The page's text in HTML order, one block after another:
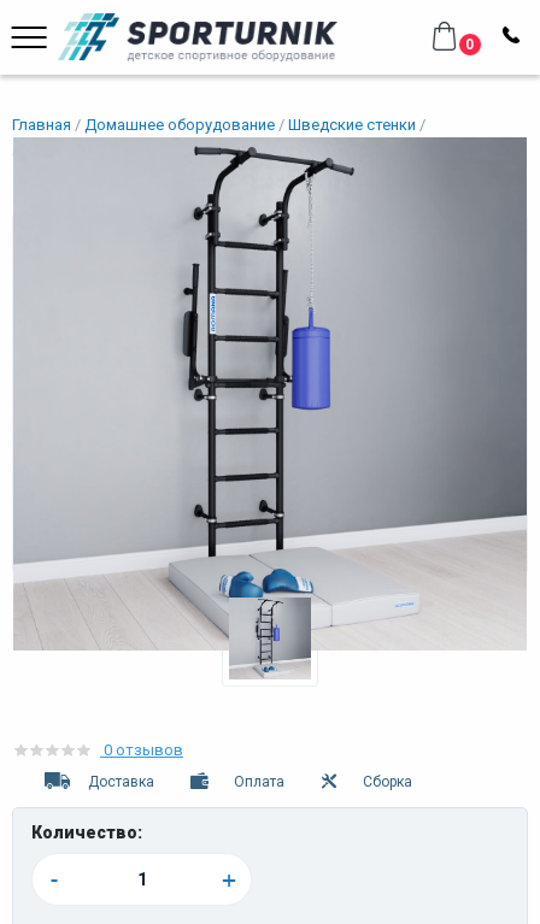
0
Главная Домашнее оборудование
Шведские стенки
(Комплект №2)
0 отзывов
Доставка Оплата Сборка
Количество:
- +